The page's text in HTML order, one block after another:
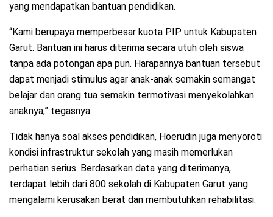
yang mendapatkan bantuan pendidikan.
“Kami berupaya memperbesar kuota PIP untuk Kabupaten
Garut. Bantuan ini harus diterima secara utuh oleh siswa
tanpa ada potongan apa pun. Harapannya bantuan tersebut
dapat menjadi stimulus agar anak-anak semakin semangat
belajar dan orang tua semakin termotivasi menyekolahkan
anaknya,” tegasnya.
Tidak hanya soal akses pendidikan, Hoerudin juga menyoroti
kondisi infrastruktur sekolah yang masih memerlukan
perhatian serius. Berdasarkan data yang diterimanya,
terdapat lebih dari 800 sekolah di Kabupaten Garut yang
mengalami kerusakan berat dan membutuhkan rehabilitasi.